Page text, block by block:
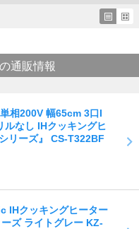
通販情報
相200V 幅65cm 3口I
ルなし IHクッキングヒ
リーズ』 CS-T322BF
IHクッキングヒーター
ズ ライトグレー KZ-